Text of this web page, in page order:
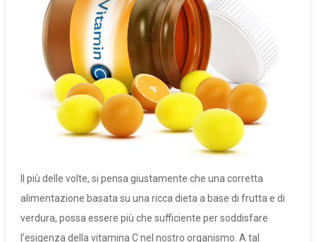
Il più delle volte, si pensa giustamente che una corretta
alimentazione basata su una ricca dieta a base di frutta e di
verdura, possa essere più che sufficiente per soddisfare
l’esigenza della vitamina C nel nostro organismo. A tal